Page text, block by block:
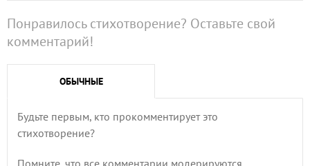
Понравилось стихотворение? Оставьте свой
комментарий!
ОБЫЧНЫЕ
Будьте первым, кто прокомментирует это
стихотворение?
Помните, что все комментарии модерируются,